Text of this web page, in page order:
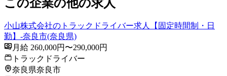
この企業の他の求人
小山株式会社のトラックドライバー求人【固定時間制・日
勤】-奈良市(奈良県)
月給 260,000円〜290,000円
トラックドライバー
奈良県奈良市